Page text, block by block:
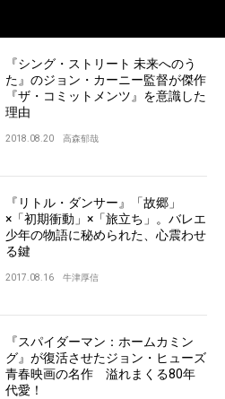
『シング・ストリート 未来へのう
た』のジョン・カーニー監督が傑作
『ザ・コミットメンツ』を意識した
理由
2018.08.20 高森郁哉
『リトル・ダンサー』「故郷」
×「初期衝動」×「旅立ち」。バレエ
少年の物語に秘められた、心震わせ
る鍵
2017.08.16 牛津厚信
『スパイダーマン：ホームカミン
グ』が復活させたジョン・ヒューズ
青春映画の名作 溢れまくる80年
代愛！